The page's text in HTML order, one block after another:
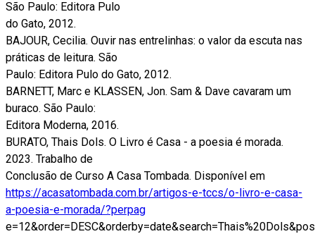
São Paulo: Editora Pulo
do Gato, 2012.
BAJOUR, Cecilia. Ouvir nas entrelinhas: o valor da escuta nas
práticas de leitura. São
Paulo: Editora Pulo do Gato, 2012.
BARNETT, Marc e KLASSEN, Jon. Sam & Dave cavaram um
buraco. São Paulo:
Editora Moderna, 2016.
BURATO, Thais Dols. O Livro é Casa - a poesia é morada.
2023. Trabalho de
Conclusão de Curso A Casa Tombada. Disponível em
https://acasatombada.com.br/artigos-e-tccs/o-livro-e-casa-
a-poesia-e-morada/?perpag